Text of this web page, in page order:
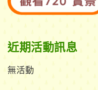
近期活動訊息
無活動